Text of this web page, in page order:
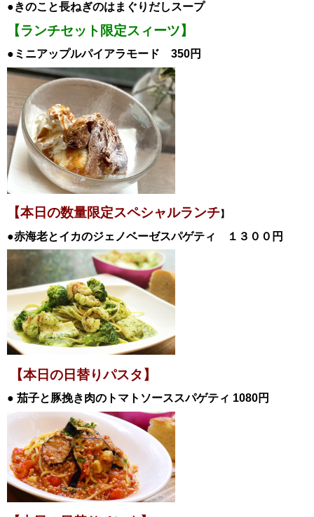
●きのこと長ねぎのはまぐりだしスープ
【ランチセット限定スィーツ】
●ミニアップルパイアラモード 350円
【本日の数量限定スペシャルランチ】
●赤海老とイカのジェノベーゼスパゲティ １３００円
【本日の日替りパスタ】
● 茄子と豚挽き肉のトマトソーススパゲティ 1080円